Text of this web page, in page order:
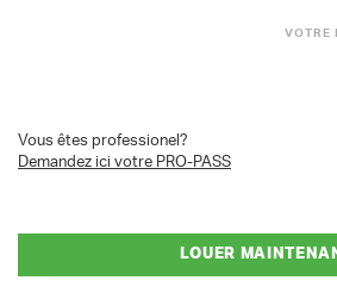
VOTRE
Vous êtes professionel?
Demandez ici votre PRO-PASS
LOUER